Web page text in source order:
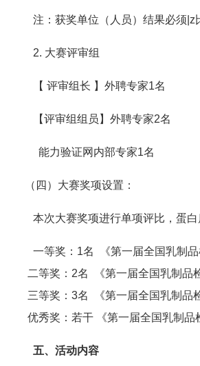
注：获奖单位（人员）结果必须
2. 大赛评审组
【 评审组长 】外聘专家1名
【评审组组员】外聘专家2名
能力验证网内部专家1名
（四）大赛奖项设置：
本次大赛奖项进行单项评比，蛋
一等奖：1名 《第一届全国乳制
二等奖：2名 《第一届全国乳制品检
三等奖：3名 《第一届全国乳制品检
优秀奖：若干 《第一届全国乳制品
五、 活动内容